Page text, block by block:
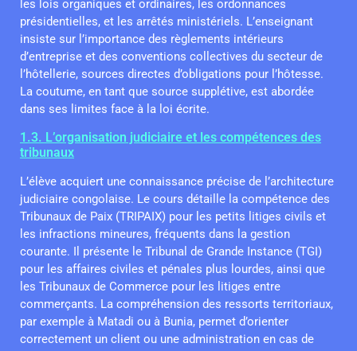
les lois organiques et ordinaires, les ordonnances
présidentielles, et les arrêtés ministériels. L’enseignant
insiste sur l’importance des règlements intérieurs
d’entreprise et des conventions collectives du secteur de
l’hôtellerie, sources directes d’obligations pour l’hôtesse.
La coutume, en tant que source supplétive, est abordée
dans ses limites face à la loi écrite.
1.3. L’organisation judiciaire et les compétences des
tribunaux
L’élève acquiert une connaissance précise de l’architecture
judiciaire congolaise. Le cours détaille la compétence des
Tribunaux de Paix (TRIPAIX) pour les petits litiges civils et
les infractions mineures, fréquents dans la gestion
courante. Il présente le Tribunal de Grande Instance (TGI)
pour les affaires civiles et pénales plus lourdes, ainsi que
les Tribunaux de Commerce pour les litiges entre
commerçants. La compréhension des ressorts territoriaux,
par exemple à Matadi ou à Bunia, permet d’orienter
correctement un client ou une administration en cas de